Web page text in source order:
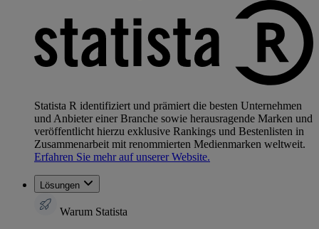
Statista R identifiziert und prämiert die besten Unternehmen
und Anbieter einer Branche sowie herausragende Marken und
veröffentlicht hierzu exklusive Rankings und Bestenlisten in
Zusammenarbeit mit renommierten Medienmarken weltweit.
Erfahren Sie mehr auf unserer Website.
Lösungen
Warum Statista